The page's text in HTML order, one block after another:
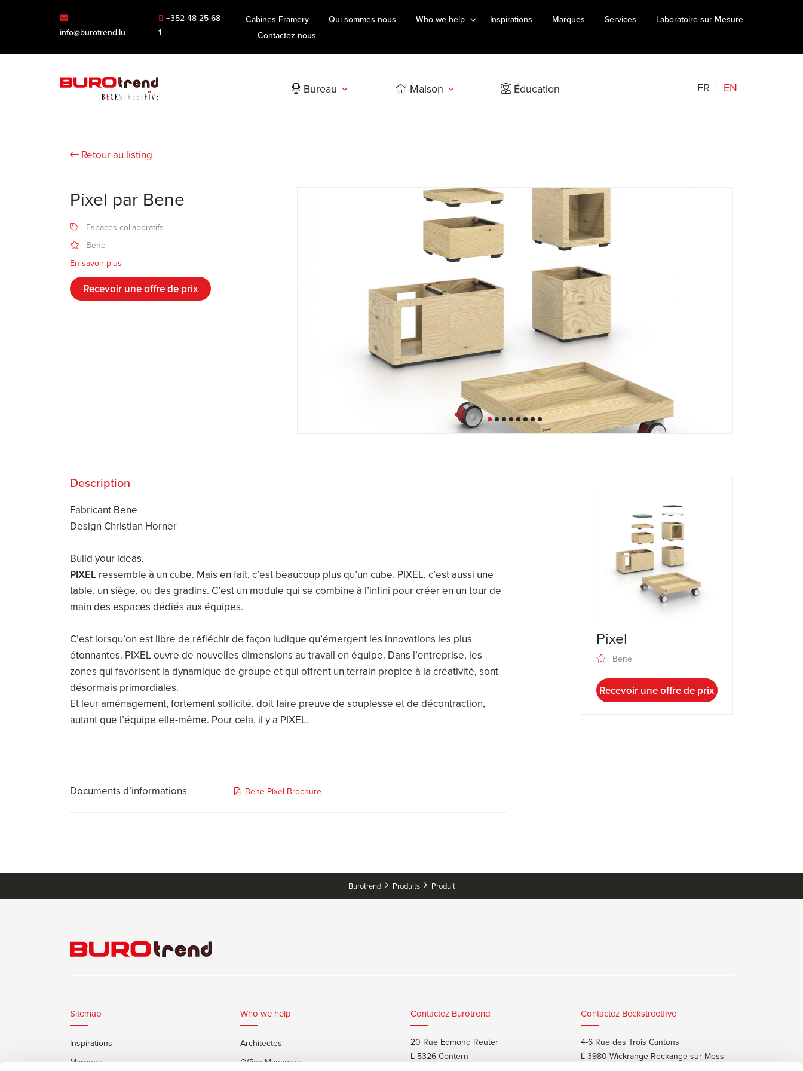
info@burotrend.lu
+352 48 25 68
1
Cabines Framery Qui sommes-nous Who we help Inspirations Marques Services
Laboratoire sur Mesure
Contactez-nous
Bureau Maison Éducation FR EN
Retour au listing
Pixel par Bene
Espaces collaboratifs
Bene
En savoir plus
Recevoir une offre de prix
Description
Fabricant Bene
Design Christian Horner
Build your ideas.
PIXEL ressemble à un cube. Mais en fait, c’est beaucoup plus qu’un cube. PIXEL, c’est aussi une
table, un siège, ou des gradins. C’est un module qui se combine à l’infini pour créer en un tour de
main des espaces dédiés aux équipes.
C’est lorsqu’on est libre de réfléchir de façon ludique qu’émergent les innovations les plus
étonnantes. PIXEL ouvre de nouvelles dimensions au travail en équipe. Dans l’entreprise, les
zones qui favorisent la dynamique de groupe et qui offrent un terrain propice à la créativité, sont
désormais primordiales.
Et leur aménagement, fortement sollicité, doit faire preuve de souplesse et de décontraction,
autant que l’équipe elle-même. Pour cela, il y a PIXEL.
Documents d’informations Bene Pixel Brochure
Pixel
Bene
Recevoir une offre de prix
Burotrend Produits Produit
Sitemap
Inspirations
Marques
Who we help
Architectes
Office Managers
Contactez Burotrend
20 Rue Edmond Reuter
L-5326 Contern
Contactez Beckstreetfive
4-6 Rue des Trois Cantons
L-3980 Wickrange Reckange-sur-Mess